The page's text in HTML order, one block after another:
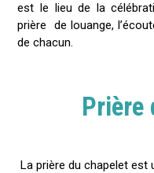
est le lieu de la
prière de louange,
de chacun.
Prière
La prière du chapelet est